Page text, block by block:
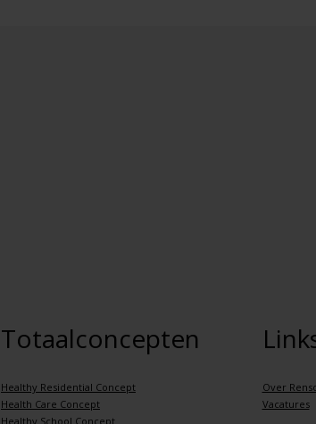
Totaalconcepten
Healthy Residential Concept
Health Care Concept
Healthy School Concept
Over
Vacatures